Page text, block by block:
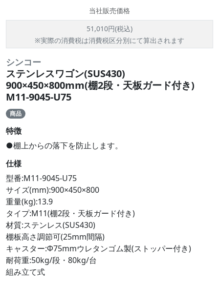
当社販売価格
51,010円(税込)
※実際の消費税は消費税区分別にて算出されます
シンコー
ステンレスワゴン(SUS430)
900×450×800mm(棚2段・天板ガード付き)
M11-9045-U75
商品
特徴
●棚上からの落下を防止します。
仕様
型番:M11-9045-U75
サイズ(mm):900×450×800
重量(kg):13.9
タイプ:M11(棚2段・天板ガード付き)
材質:ステンレス(SUS430)
棚板高さ調節可(25mm間隔)
キャスター:Φ75mmウレタンゴム製(ストッパー付き)
耐荷重:50kg/段・80kg/台
組み立て式